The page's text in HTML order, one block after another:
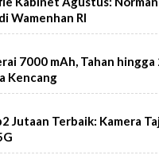
Wamenhan RI
7000 mAh, Tahan hingga
Kencang
Jutaan Terbaik: Kamera